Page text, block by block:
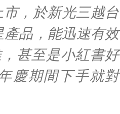
，於新光三越台
品，能迅速有效
甚至是小紅書好
慶期間下手就對